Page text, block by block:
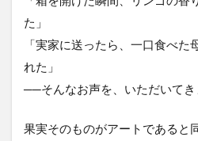
た」
「実家に送ったら、一口食べた
れた」
──そんなお声を、いただいてき
果実そのものがアートであると